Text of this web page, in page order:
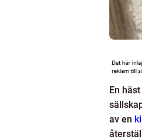
En
av en